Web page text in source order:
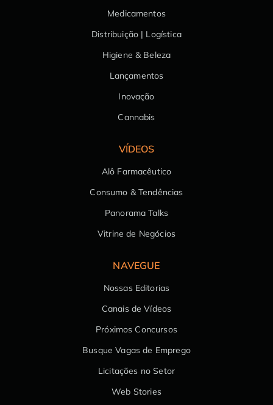
Medicamentos
Distribuição | Logística
Higiene & Beleza
Lançamentos
Inovação
Cannabis
VÍDEOS
Alô Farmacêutico
Consumo & Tendências
Panorama Talks
Vitrine de Negócios
NAVEGUE
Nossas Editorias
Canais de Vídeos
Próximos Concursos
Busque Vagas de Emprego
Licitações no Setor
Web Stories